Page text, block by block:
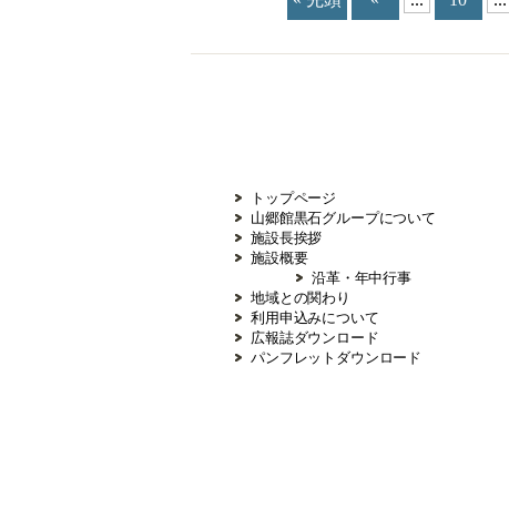
トップページ
山郷館黒石グループについて
施設長挨拶
施設概要
沿革・年中行事
地域との関わり
利用申込みについて
広報誌ダウンロード
パンフレットダウンロード